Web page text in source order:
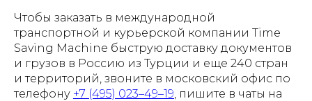
Чтобы заказать в международной
транспортной и курьерской компании Time
Saving Machine быструю доставку документов
и грузов в Россию из Турции и еще 240 стран
и территорий, звоните в московский офис по
телефону +7 (495) 023–49–19 , пишите в чаты на